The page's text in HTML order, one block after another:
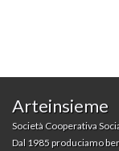
Arteinsieme
Società Cooperativa
Dal 1985 produciamo